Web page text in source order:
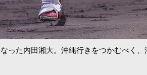
った内田湘大。沖縄行きをつかむべく